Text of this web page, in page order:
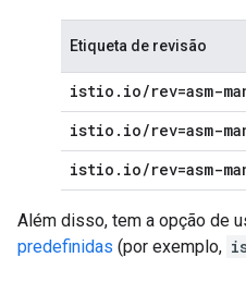
Etiqueta de revisão
istio . io/rev=asm-
istio . io/rev=asm-
istio . io/rev=asm-
Além disso, tem a opção de
predefinidas (por exemplo,